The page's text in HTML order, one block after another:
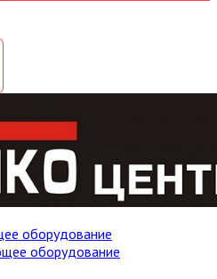
оборудование
оборудование